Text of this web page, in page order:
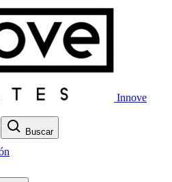
Innove
Buscar